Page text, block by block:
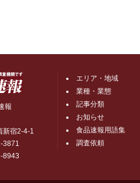
報
新宿2-4-1
3871
8943
エリア・地域
業種・業態
記事分類
お知らせ
食品速報用語集
調査依頼